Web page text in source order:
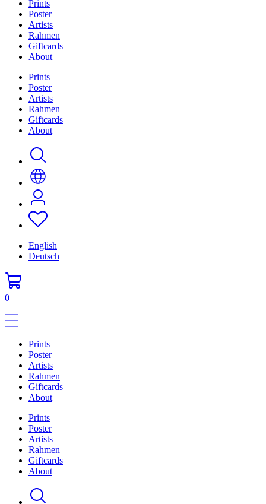
Prints
Poster
Artists
Rahmen
Giftcards
About
Prints
Poster
Artists
Rahmen
Giftcards
About
English
Deutsch
0
Prints
Poster
Artists
Rahmen
Giftcards
About
Prints
Poster
Artists
Rahmen
Giftcards
About